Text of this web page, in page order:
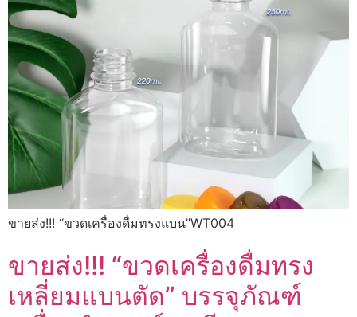
ขายส่ง!!! “ขวดเครื่องดื่มทรงแบน”WT004
ขายส่ง!!! “ขวดเครื่องดื่มทรง
เหลี่ยมแบนตัด” บรรจุภัณฑ์